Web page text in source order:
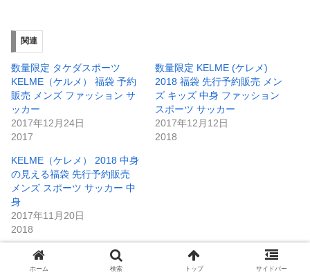
関連
数量限定 タケダスポーツ
KELME（ケルメ） 福袋 予約
販売 メンズ ファッション サ
ッカー
2017年12月24日
2017
数量限定 KELME (ケレメ)
2018 福袋 先行予約販売 メン
ズ キッズ 中身 ファッション
スポーツ サッカー
2017年12月12日
2018
KELME（ケレメ） 2018 中身
の見える福袋 先行予約販売
メンズ スポーツ サッカー 中
身
2017年11月20日
2018
ホーム 検索 トップ サイドバー